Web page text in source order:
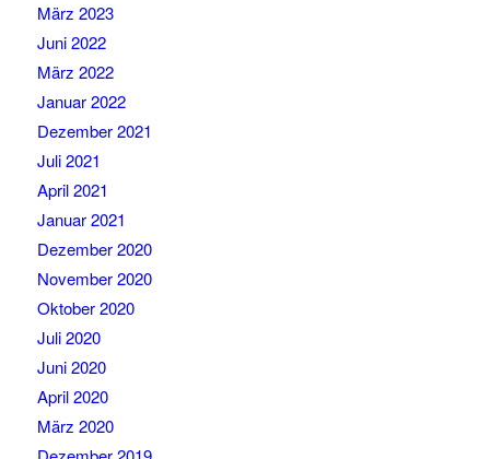
März 2023
Juni 2022
März 2022
Januar 2022
Dezember 2021
Juli 2021
April 2021
Januar 2021
Dezember 2020
November 2020
Oktober 2020
Juli 2020
Juni 2020
April 2020
März 2020